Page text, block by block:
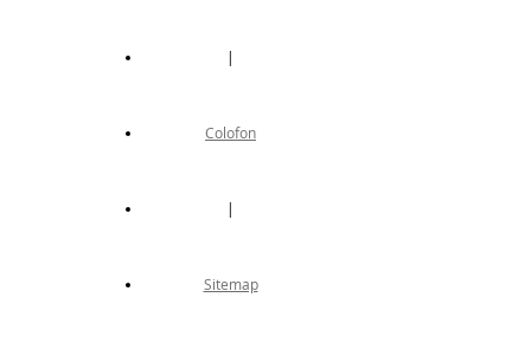
|
Colofon
|
Sitemap